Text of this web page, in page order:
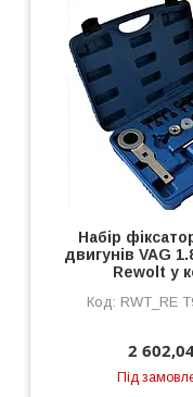
Набір
двигунів VAG
Rewolt у
RWT_RE
2
Під